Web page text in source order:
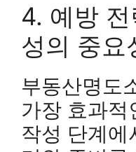
4. 예방
성의 중요
부동산명도
가장 효과적
작성 단계에